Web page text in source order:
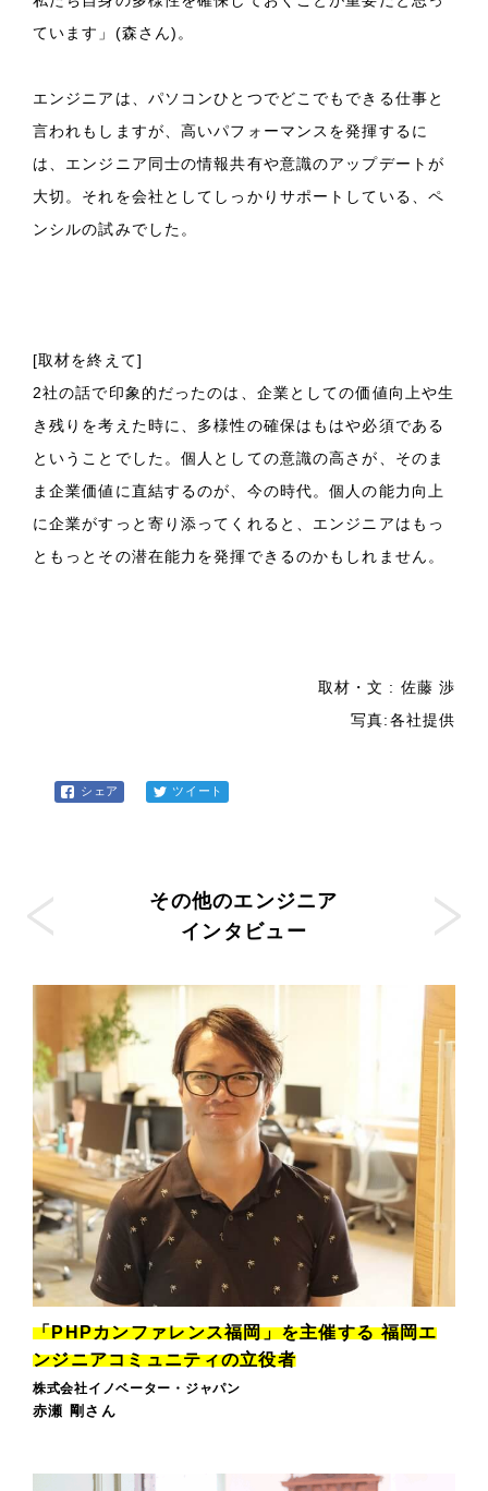
ています」(森さん)。
エンジニアは、パソコンひとつでどこでもできる仕事と
言われもしますが、高いパフォーマンスを発揮するに
は、エンジニア同士の情報共有や意識のアップデートが
大切。それを会社としてしっかりサポートしている、ペ
ンシルの試みでした。
[取材を終えて]
2社の話で印象的だったのは、企業としての価値向上や生
き残りを考えた時に、多様性の確保はもはや必須である
ということでした。個人としての意識の高さが、そのま
ま企業価値に直結するのが、今の時代。個人の能力向上
に企業がすっと寄り添ってくれると、エンジニアはもっ
ともっとその潜在能力を発揮できるのかもしれません。
取材・文 : 佐藤 渉
写真:各社提供
シェア ツイート
その他のエンジニア
インタビュー
「PHPカンファレンス福岡」を主催する 福岡エ
ンジニアコミュニティの立役者
株式会社イノベーター・ジャパン
赤瀬 剛さん